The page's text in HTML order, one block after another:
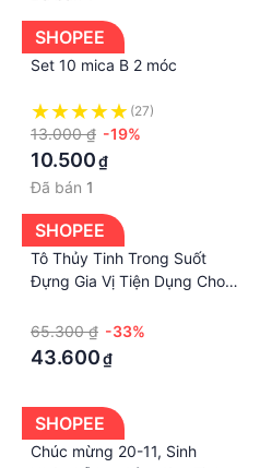
SHOPEE
Set 10 mica B 2 móc
(27)
13.000 ₫ -19%
10.500₫
Đã bán 1
SHOPEE
Tô Thủy Tinh Trong Suốt
Đựng Gia Vị Tiện Dụng Cho
65.300 ₫ -33%
43.600₫
SHOPEE
Chúc mừng 20-11, Sinh